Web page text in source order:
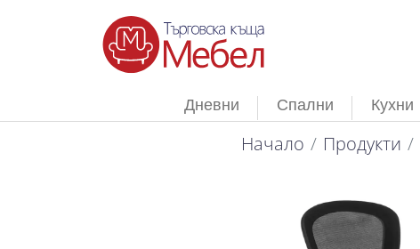
Дневни Спални Кухни
Начало Продукти